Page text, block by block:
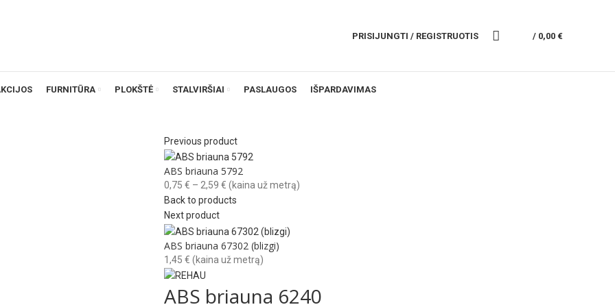
PRISIJUNGTI / REGISTRUOTIS / 0,00 €
FURNITŪRA PLOKŠTĖ STALVIRŠIAI PASLAUGOS IŠPARDAVIMAS
Previous product
ABS briauna 5792
0,75 € – 2,59 € Price
range:
through
2,59 €
(kaina už metrą)
Back to products
Next product
ABS briauna 67302 (blizgi)
1,45 € (kaina už metrą)
ABS briauna 6240